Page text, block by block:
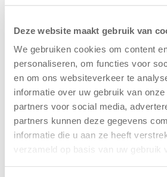
Deze website maakt gebruik van
We gebruiken cookies om content
personaliseren, om functies voor
en om ons websiteverkeer te
informatie over uw gebruik van
partners voor social media,
partners kunnen deze gegevens
informatie die u aan ze heeft
verzameld op basis van uw gebruik
tekent
koopcontract
voor nieuw
kindcentrum in
wijk Wiarda in
Leeuwarden
Leeuwarden –
Kinderopvang
13